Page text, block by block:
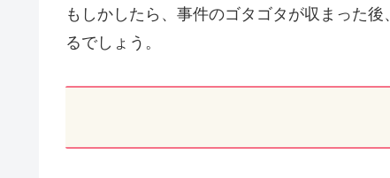
もしかしたら、事件のゴタゴタが収まった後、
るでしょう。